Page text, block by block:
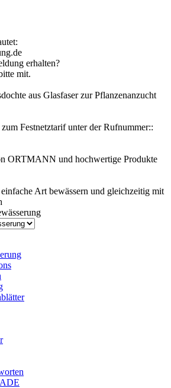
erhalten?
mit.
aus Glasfaser zur Pflanzenanzucht
Festnetztarif unter der Rufnummer::
ORTMANN und hochwertige Produkte
Art bewässern und gleichzeitig mit